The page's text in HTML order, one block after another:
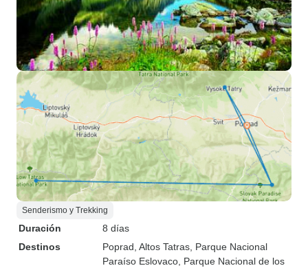
Senderismo y Trekking
Duración
8 días
Destinos
Poprad , Altos Tatras , Parque Nacional
Paraíso Eslovaco , Parque Nacional de los